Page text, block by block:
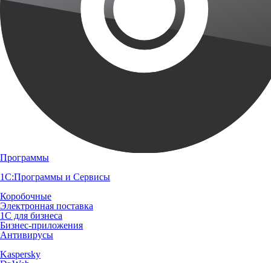
Программы
1С:Программы и Сервисы
Коробочные
Электронная поставка
1С для бизнеса
Бизнес-приложения
Антивирусы
Kaspersky